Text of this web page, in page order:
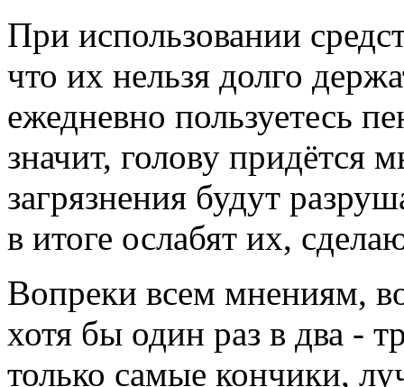
При использовании
что их нельзя долго
ежедневно пользуетесь
значит, голову придётся
загрязнения будут
в итоге ослабят их,
Вопреки всем мнениям,
хотя бы один раз в два -
только самые кончики,